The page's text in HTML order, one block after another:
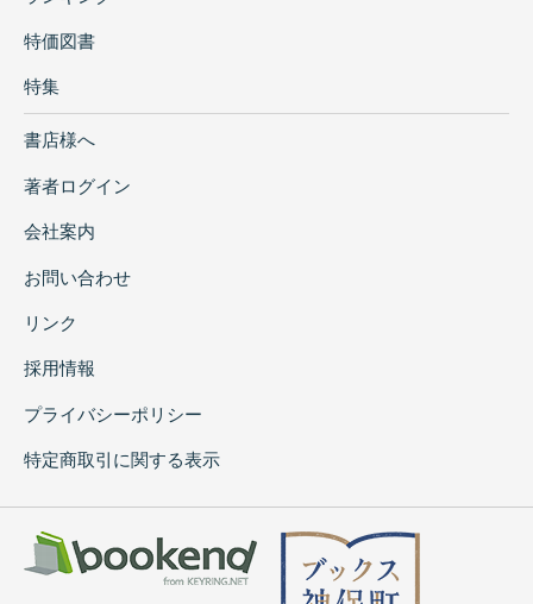
特価図書
特集
書店様へ
著者ログイン
会社案内
お問い合わせ
リンク
採用情報
プライバシーポリシー
特定商取引に関する表示